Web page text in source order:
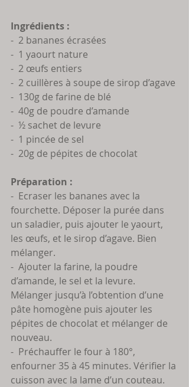
Ingrédients :
-  2 bananes écrasées
-  1 yaourt nature
-  2 œufs entiers
-  2 cuillères à soupe de sirop d’agave
-  130g de farine de blé
-  40g de poudre d’amande
-  ½ sachet de levure
-  1 pincée de sel
-  20g de pépites de chocolat
Préparation :
-  Ecraser les bananes avec la
fourchette. Déposer la purée dans
un saladier, puis ajouter le yaourt,
les œufs, et le sirop d’agave. Bien
mélanger.
-  Ajouter la farine, la poudre
d’amande, le sel et la levure.
Mélanger jusqu’à l’obtention d’une
pâte homogène puis ajouter les
pépites de chocolat et mélanger de
nouveau.
-  Préchauffer le four à 180°,
enfourner 35 à 45 minutes. Vérifier la
cuisson avec la lame d’un couteau.